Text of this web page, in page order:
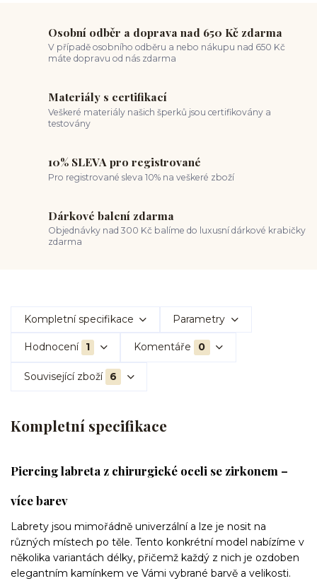
Osobní odběr a doprava nad 650 Kč zdarma
V případě osobního odběru a nebo nákupu nad 650 Kč
máte dopravu od nás zdarma
Materiály s certifikací
Veškeré materiály našich šperků jsou certifikovány a
testovány
10% SLEVA pro registrované
Pro registrované sleva 10% na veškeré zboží
Dárkové balení zdarma
Objednávky nad 300 Kč balíme do luxusní dárkové krabičky
zdarma
Kompletní specifikace Parametry
Hodnocení 1 Komentáře 0
Související zboží 6
Kompletní specifikace
Piercing labreta z chirurgické oceli se zirkonem –
více barev
Labrety jsou mimořádně univerzální a lze je nosit na
různých místech po těle. Tento konkrétní model nabízíme v
několika variantách délky, přičemž každý z nich je ozdoben
elegantním kamínkem ve Vámi vybrané barvě a velikosti.